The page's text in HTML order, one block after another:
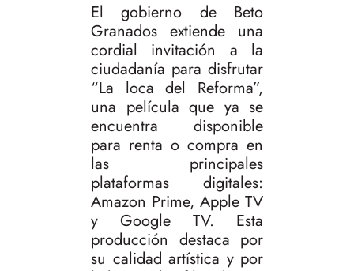
El gobierno de Beto
Granados extiende una
cordial invitación a la
ciudadanía para disfrutar
“La loca del Reforma”,
una película que ya se
encuentra disponible
para renta o compra en
las principales
plataformas digitales:
Amazon Prime, Apple TV
y Google TV. Esta
producción destaca por
su calidad artística y por